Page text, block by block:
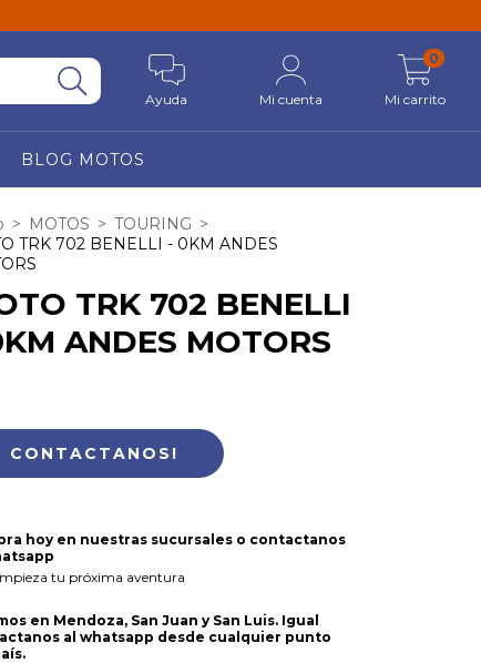
Ayuda Mi cuenta Mi carrito
0
BLOG MOTOS
> MOTOS > TOURING >
TRK 702 BENELLI - 0KM ANDES
TRK 702 BENELLI
ANDES MOTORS
hoy en nuestras sucursales o contactanos
tu próxima aventura
en Mendoza, San Juan y San Luis. Igual
al whatsapp desde cualquier punto